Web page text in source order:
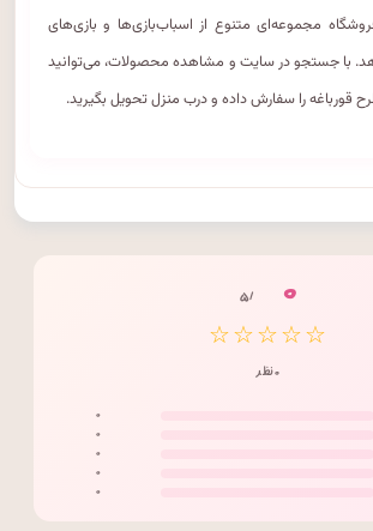
مجموعه‌ای متنوع از اسباب‌بازی‌ها و بازی‌های
با جستجو در سایت و مشاهده محصولات، می‌توانید
قورباغه را سفارش داده و درب منزل تحویل بگیرید.
۰ / ۵
☆☆☆☆☆
۰ نظر
۰
۰
۰
۰
۰